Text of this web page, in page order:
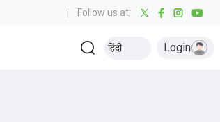
Follow us at:
हिंदी Login